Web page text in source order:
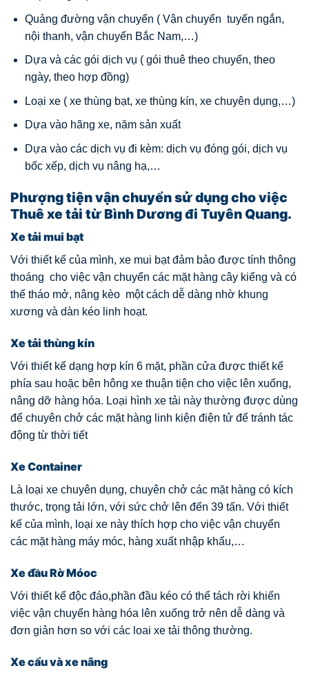
Quảng đường vận chuyển ( Vận chuyển tuyến ngắn,
nội thanh, vận chuyển Bắc Nam,…)
Dựa và các gói dịch vụ ( gói thuê theo chuyến, theo
ngày, theo hợp đồng)
Loại xe ( xe thùng bạt, xe thùng kín, xe chuyên dụng,…)
Dựa vào hãng xe, năm sản xuất
Dựa vào các dịch vụ đi kèm: dịch vụ đóng gói, dịch vụ
bốc xếp, dịch vụ nâng hạ,…
Phượng tiện vận chuyển sử dụng cho việc
Thuê xe tải từ Bình Dương đi Tuyên Quang.
Xe tải mui bạt
Với thiết kế của mình, xe mui bạt đảm bảo được tính thông
thoáng cho việc vận chuyển các mặt hàng cây kiểng và có
thể tháo mở, nâng kèo một cách dễ dàng nhờ khung
xương và dàn kéo linh hoạt.
Xe tải thùng kín
Với thiết kế dạng hợp kín 6 mặt, phần cửa được thiết kế
phía sau hoặc bên hông xe thuận tiện cho việc lên xuống,
nâng dỡ hàng hóa. Loại hình xe tải này thường được dùng
để chuyên chở các mặt hàng linh kiện điện tử để tránh tác
động từ thời tiết
Xe Container
Là loại xe chuyên dụng, chuyên chở các mặt hàng có kích
thước, trọng tải lớn, với sức chở lên đến 39 tấn. Với thiết
kế của mình, loại xe này thích hợp cho việc vận chuyển
các mặt hàng máy móc, hàng xuất nhập khẩu,…
Xe đầu Rờ Móoc
Với thiết kế độc đáo,phần đầu kéo có thể tách rời khiến
việc vận chuyển hàng hóa lên xuống trở nên dễ dàng và
đơn giản hơn so với các loai xe tải thông thường.
Xe cẩu và xe nâng